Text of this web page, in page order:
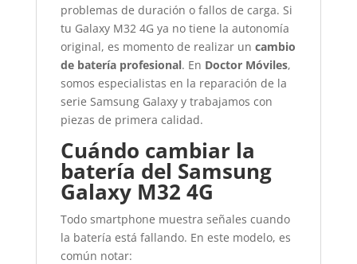
problemas de duración o fallos de carga. Si
tu Galaxy M32 4G ya no tiene la autonomía
original, es momento de realizar un cambio
de batería profesional. En Doctor Móviles,
somos especialistas en la reparación de la
serie Samsung Galaxy y trabajamos con
piezas de primera calidad.
Cuándo cambiar la
batería del Samsung
Galaxy M32 4G
Todo smartphone muestra señales cuando
la batería está fallando. En este modelo, es
común notar: